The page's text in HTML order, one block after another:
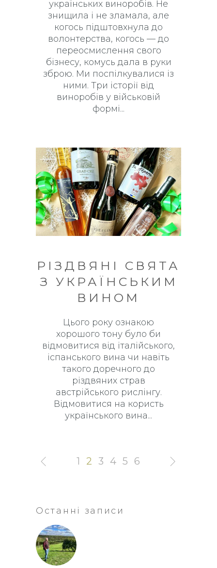
українських виноробів. Не
знищила і не зламала, але
когось підштовхнула до
волонтерства, когось — до
переосмислення свого
бізнесу, комусь дала в руки
зброю. Ми поспілкувалися із
ними. Три історії від
виноробів у військовій
формі
РІЗДВЯНІ СВЯТА
З УКРАЇНСЬКИМ
ВИНОМ
Цього року ознакою
хорошого тону було би
відмовитися від італійського,
іспанського вина чи навіть
такого доречного до
різдвяних страв
австрійського рислінгу.
Відмовитися на користь
українського вина
1 2 3 4 5 6
Останні записи